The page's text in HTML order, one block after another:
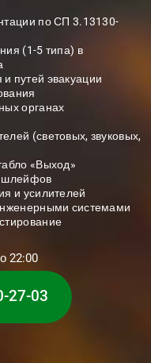
по СП 3.13130-
(1-5 типа) в
путей эвакуации
органах
(световых, звуковых,
«Выход»
шлейфов
и усилителей
системами
22:00
27-03